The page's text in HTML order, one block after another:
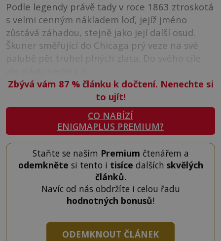
Podle legendy právě tady v roce 1863 ztroskotá
s velmi cenným nákladem loď, jejíž jméno
zůstává záhadou, stejně jako její další osud.
Škuner směřující do Chicaga prý veze na své
palubě pět truhel plných zlata. Do svého cíle
Zbývá vám 87 %článku k dočtení. Nenechte si
to ujít!
CO NABÍZÍ
ENIGMAPLUS PREMIUM?
Staňte se naším Premium čtenářem a
odemkněte si tento i tisíce dalších skvělých
článků.
Navíc od nás obdržíte i celou řadu
hodnotných bonusů!
ODEMKNOUT ČLÁNEK